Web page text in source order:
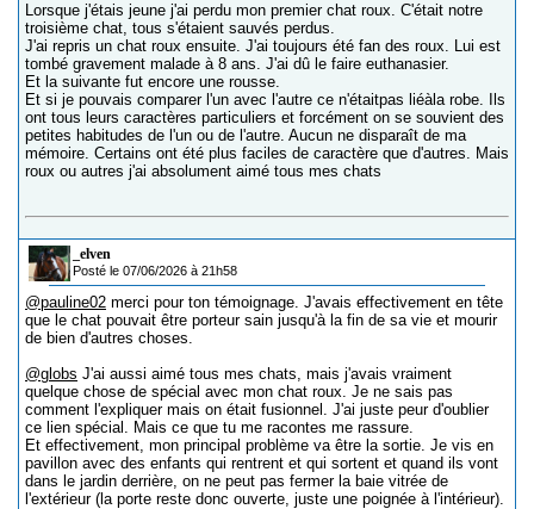
Lorsque j'étais jeune j'ai perdu mon premier chat roux. C'était notre
troisième chat, tous s'étaient sauvés perdus.
J'ai repris un chat roux ensuite. J'ai toujours été fan des roux. Lui est
tombé gravement malade à 8 ans. J'ai dû le faire euthanasier.
Et la suivante fut encore une rousse.
Et si je pouvais comparer l'un avec l'autre ce n'étaitpas liéàla robe. Ils
ont tous leurs caractères particuliers et forcément on se souvient des
petites habitudes de l'un ou de l'autre. Aucun ne disparaît de ma
mémoire. Certains ont été plus faciles de caractère que d'autres. Mais
roux ou autres j'ai absolument aimé tous mes chats
_elven
Posté le 07/06/2026 à 21h58
@pauline02 merci pour ton témoignage. J'avais effectivement en tête
que le chat pouvait être porteur sain jusqu'à la fin de sa vie et mourir
de bien d'autres choses.
@globs J'ai aussi aimé tous mes chats, mais j'avais vraiment
quelque chose de spécial avec mon chat roux. Je ne sais pas
comment l'expliquer mais on était fusionnel. J'ai juste peur d'oublier
ce lien spécial. Mais ce que tu me racontes me rassure.
Et effectivement, mon principal problème va être la sortie. Je vis en
pavillon avec des enfants qui rentrent et qui sortent et quand ils vont
dans le jardin derrière, on ne peut pas fermer la baie vitrée de
l'extérieur (la porte reste donc ouverte, juste une poignée à l'intérieur).